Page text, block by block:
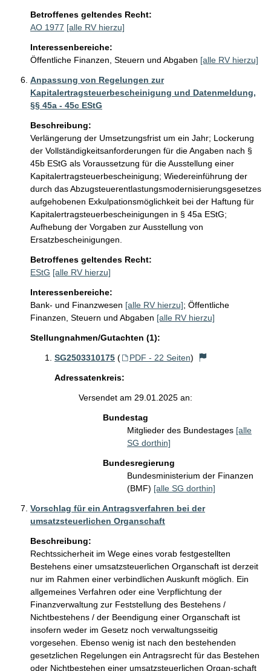
Betroffenes geltendes Recht:
AO 1977 [alle RV hierzu]
Interessenbereiche:
Öffentliche Finanzen, Steuern und Abgaben [alle RV hierzu]
Anpassung von Regelungen zur
Kapitalertragsteuerbescheinigung und Datenmeldung,
§§ 45a - 45c EStG
Beschreibung:
Verlängerung der Umsetzungsfrist um ein Jahr; Lockerung
der Vollständigkeitsanforderungen für die Angaben nach §
45b EStG als Voraussetzung für die Ausstellung einer
Kapitalertragsteuerbescheinigung; Wiedereinführung der
durch das Abzugsteuerentlastungsmodernisierungsgesetzes
aufgehobenen Exkulpationsmöglichkeit bei der Haftung für
Kapitalertragsteuerbescheinigungen in § 45a EStG;
Aufhebung der Vorgaben zur Ausstellung von
Ersatzbescheinigungen.
Betroffenes geltendes Recht:
EStG [alle RV hierzu]
Interessenbereiche:
Bank- und Finanzwesen [alle RV hierzu]; Öffentliche
Finanzen, Steuern und Abgaben [alle RV hierzu]
Stellungnahmen/Gutachten (1):
SG2503310175 ( PDF - 22 Seiten)
Adressatenkreis:
Versendet am 29.01.2025 an:
Bundestag
Mitglieder des Bundestages [alle
SG dorthin]
Bundesregierung
Bundesministerium der Finanzen
(BMF) [alle SG dorthin]
Vorschlag für ein Antragsverfahren bei der
umsatzsteuerlichen Organschaft
Beschreibung:
Rechtssicherheit im Wege eines vorab festgestellten
Bestehens einer umsatzsteuerlichen Organschaft ist derzeit
nur im Rahmen einer verbindlichen Auskunft möglich. Ein
allgemeines Verfahren oder eine Verpflichtung der
Finanzverwaltung zur Feststellung des Bestehens /
Nichtbestehens / der Beendigung einer Organschaft ist
insofern weder im Gesetz noch verwaltungsseitig
vorgesehen. Ebenso wenig ist nach den bestehenden
gesetzlichen Regelungen ein Antragsrecht für das Bestehen
oder Nichtbestehen einer umsatzsteuerlichen Organ-schaft